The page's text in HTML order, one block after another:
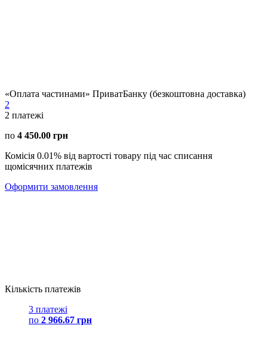
«Оплата частинами» ПриватБанку (безкоштовна доставка)
2
2 платежі
по 4 450.00 грн
Комісія 0.01% від вартості товару під час списання
щомісячних платежів
Оформити замовлення
Кількість платежів
3 платежі
по 2 966.67 грн